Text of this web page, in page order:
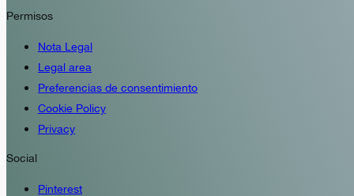
Permisos
Nota Legal
Legal area
Preferencias de consentimiento
Cookie Policy
Privacy
Social
Pinterest